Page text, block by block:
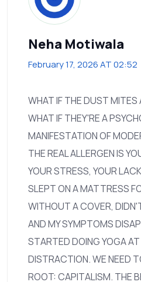
Neha Motiwala
February 17, 2026 AT 02:52
WHAT IF THE DUST MITES
WHAT IF THEY'RE A
MANIFESTATION OF
THE REAL ALLERGEN IS
YOUR STRESS, YOUR
SLEPT ON A MATTRESS
WITHOUT A COVER,
AND MY SYMPTOMS
STARTED DOING YOGA
DISTRACTION. WE NEED
ROOT: CAPITALISM. THE